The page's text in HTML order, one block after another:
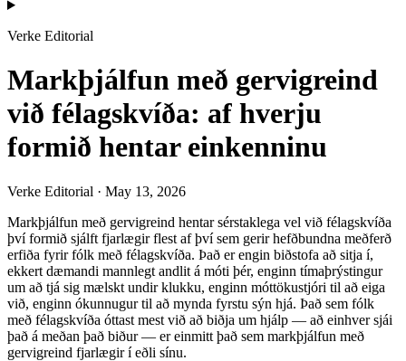
Verke Editorial
Markþjálfun með gervigreind
við félagskvíða: af hverju
formið hentar einkenninu
Verke Editorial · May 13, 2026
Markþjálfun með gervigreind hentar sérstaklega vel við félagskvíða
því formið sjálft fjarlægir flest af því sem gerir hefðbundna meðferð
erfiða fyrir fólk með félagskvíða. Það er engin biðstofa að sitja í,
ekkert dæmandi mannlegt andlit á móti þér, enginn tímaþrýstingur
um að tjá sig mælskt undir klukku, enginn móttökustjóri til að eiga
við, enginn ókunnugur til að mynda fyrstu sýn hjá. Það sem fólk
með félagskvíða óttast mest við að biðja um hjálp — að einhver sjái
það á meðan það biður — er einmitt það sem markþjálfun með
gervigreind fjarlægir í eðli sínu.